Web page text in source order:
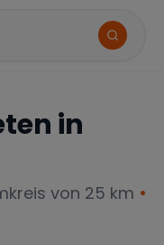
in
von 25 km •